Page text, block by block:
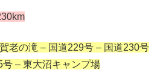
老の滝 – 国道229号 – 国道230号
– 東大沼キャンプ場